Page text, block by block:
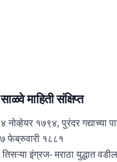
माहिती संक्षिप्त
नोव्हेयर १७९४, पुरंदर गद्याच्या
फेब्रुवारी १८८१
तिसऱ्या इंग्रज- मराठा युद्धात